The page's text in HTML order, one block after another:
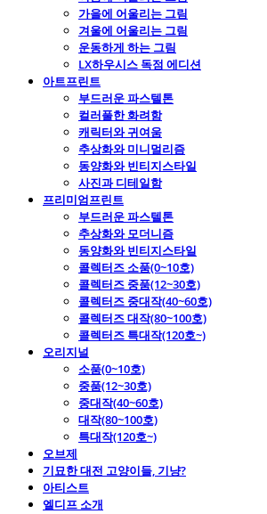
가을에 어울리는 그림
겨울에 어울리는 그림
운동하게 하는 그림
LX하우시스 독점 에디션
아트프린트
부드러운 파스텔톤
컬러풀한 화려함
캐릭터와 귀여움
추상화와 미니멀리즘
동양화와 빈티지스타일
사진과 디테일함
프리미엄프린트
부드러운 파스텔톤
추상화와 모더니즘
동양화와 빈티지스타일
콜렉터즈 소품(0~10호)
콜렉터즈 중품(12~30호)
콜렉터즈 중대작(40~60호)
콜렉터즈 대작(80~100호)
콜렉터즈 특대작(120호~)
오리지널
소품(0~10호)
중품(12~30호)
중대작(40~60호)
대작(80~100호)
특대작(120호~)
오브제
기묘한 대전 고양이들, 기냥?
아티스트
엘디프 소개